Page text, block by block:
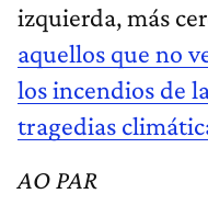
izquierda, más
aquellos que no
los incendios de
tragedias
AO PAR